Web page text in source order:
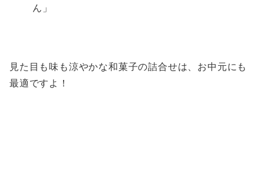
ん」
見た目も味も涼やかな和菓子の詰合せは、お中元にも
最適ですよ！